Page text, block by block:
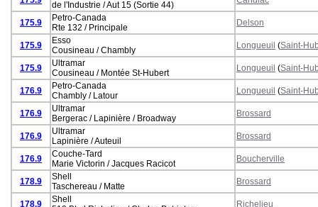
de l'Industrie / Aut 15 (Sortie 44)
175.9
Petro-Canada
Rte 132 / Principale
Delson
175.9
Esso
Cousineau / Chambly
Longueuil (Saint-
175.9
Ultramar
Cousineau / Montée St-Hubert
Longueuil (Saint-
176.9
Petro-Canada
Chambly / Latour
Longueuil (Saint-
176.9
Ultramar
Bergerac / Lapinière / Broadway
Brossard
176.9
Ultramar
Lapinière / Auteuil
Brossard
176.9
Couche-Tard
Marie Victorin / Jacques Racicot
Boucherville
178.9
Shell
Taschereau / Matte
Brossard
178.9
Shell
Richelieu